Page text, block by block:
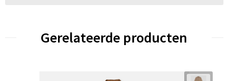
Gerelateerde producten